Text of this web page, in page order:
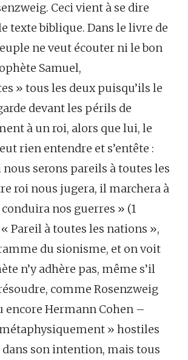
Ceci vient à se dire
texte biblique. Dans le livre de
ne veut écouter ni le bon
Samuel,
» tous les deux puisqu’ils le
devant les périls de
à un roi, alors que lui, le
rien entendre et s’entête :
nous serons pareils à toutes les
roi nous jugera, il marchera à
nos guerres » (1
« Pareil à toutes les nations »,
du sionisme, et on voit
n’y adhère pas, même s’il
comme Rosenzweig
encore Hermann Cohen –
» hostiles
son intention, mais tous